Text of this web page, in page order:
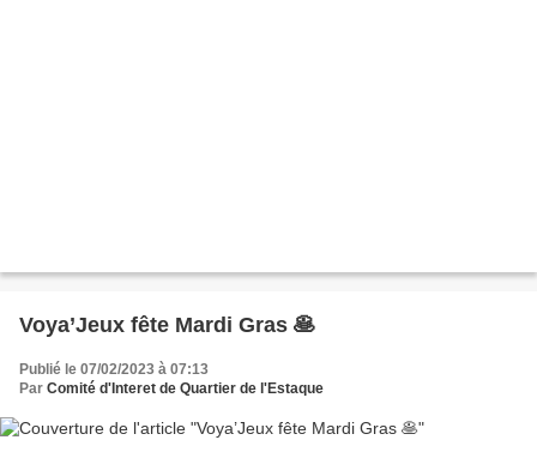
Voya’Jeux fête Mardi Gras 🥞
Publié le 07/02/2023 à 07:13
Par Comité d'Interet de Quartier de l'Estaque